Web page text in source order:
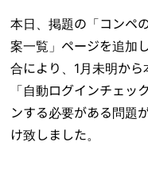
本日、掲題の「コンペ
案一覧」ページを追加
合により、1月未明か
「自動ログインチェッ
ンする必要がある問題
け致しました。